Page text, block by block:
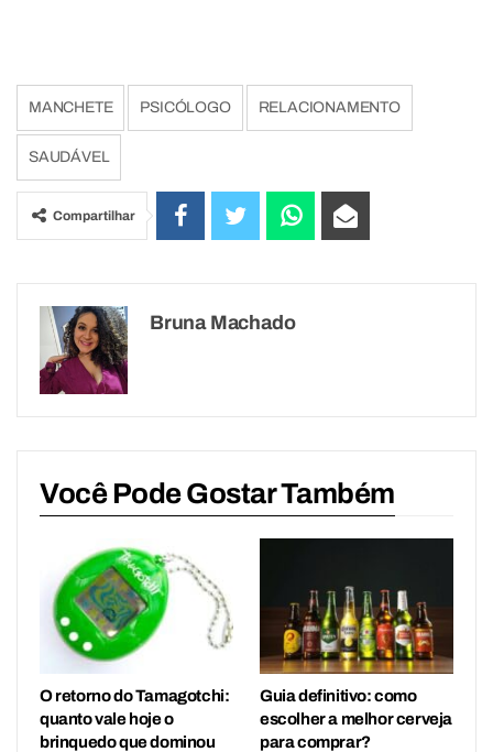
MANCHETE PSICÓLOGO RELACIONAMENTO
SAUDÁVEL
Compartilhar
Bruna Machado
Você Pode Gostar Também
O retorno do Tamagotchi:
quanto vale hoje o
brinquedo que dominou
Guia definitivo: como
escolher a melhor cerveja
para comprar?